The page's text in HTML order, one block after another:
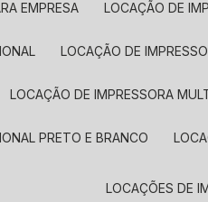
EMPRESA LOCAÇÃO DE
LOCAÇÃO DE
LOCAÇÃO DE IMPRESSORA
PRETO E BRANCO
LOCAÇÕES DE